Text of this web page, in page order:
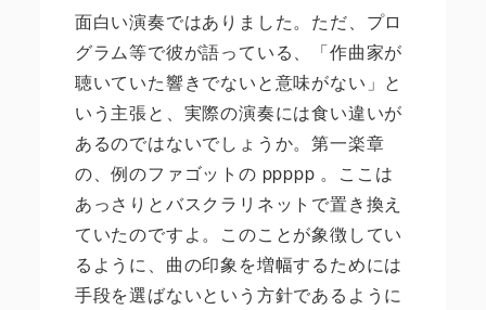
面白い演奏ではありました。ただ、プロ
グラム等で彼が語っている、「作曲家が
聴いていた響きでないと意味がない」と
いう主張と、実際の演奏には食い違いが
あるのではないでしょうか。第一楽章
の、例のファゴットの ppppp 。ここは
あっさりとバスクラリネットで置き換え
ていたのですよ。このことが象徴してい
るように、曲の印象を増幅するためには
手段を選ばないという方針であるように